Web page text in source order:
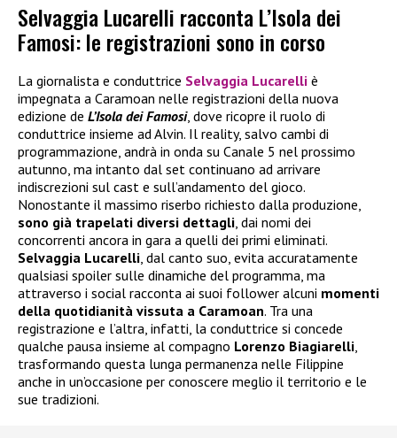
Selvaggia Lucarelli racconta L’Isola dei
Famosi: le registrazioni sono in corso
La giornalista e conduttrice Selvaggia Lucarelli è
impegnata a Caramoan nelle registrazioni della nuova
edizione de L’Isola dei Famosi, dove ricopre il ruolo di
conduttrice insieme ad Alvin. Il reality, salvo cambi di
programmazione, andrà in onda su Canale 5 nel prossimo
autunno, ma intanto dal set continuano ad arrivare
indiscrezioni sul cast e sull’andamento del gioco.
Nonostante il massimo riserbo richiesto dalla produzione,
sono già trapelati diversi dettagli, dai nomi dei
concorrenti ancora in gara a quelli dei primi eliminati.
Selvaggia Lucarelli, dal canto suo, evita accuratamente
qualsiasi spoiler sulle dinamiche del programma, ma
attraverso i social racconta ai suoi follower alcuni momenti
della quotidianità vissuta a Caramoan. Tra una
registrazione e l’altra, infatti, la conduttrice si concede
qualche pausa insieme al compagno Lorenzo Biagiarelli,
trasformando questa lunga permanenza nelle Filippine
anche in un’occasione per conoscere meglio il territorio e le
sue tradizioni.